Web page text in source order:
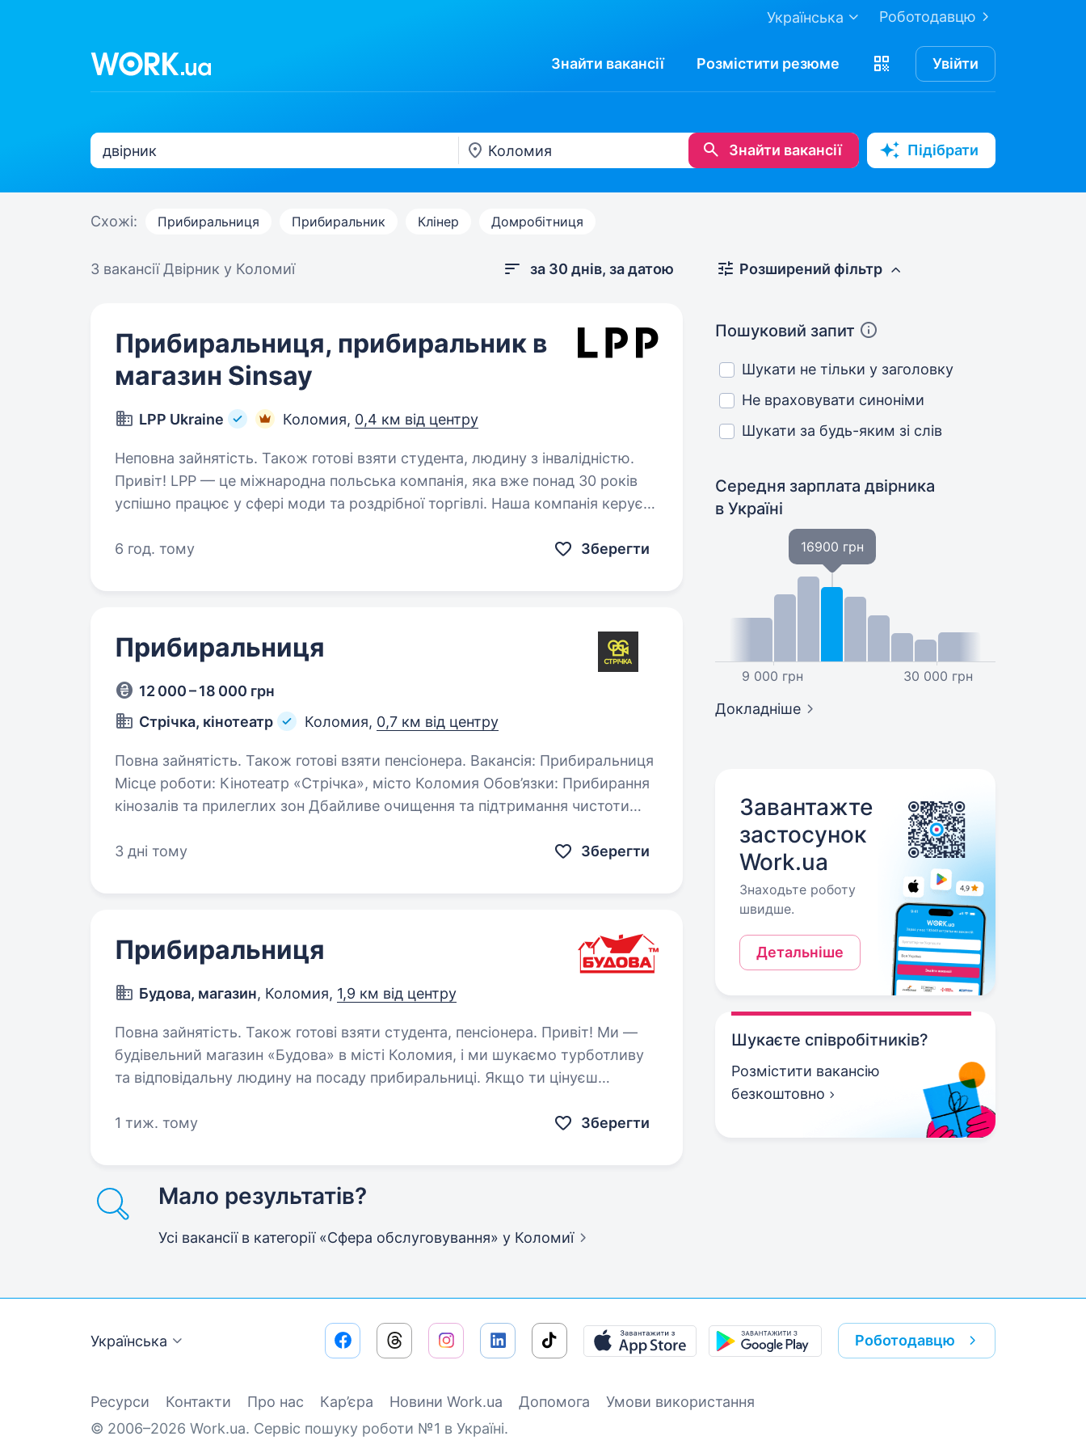
Роботодавцю
Українська
Знайти вакансії Розмістити резюме Увійти
Знайти вакансії Підібрати
Схожі: Прибиральниця Прибиральник Клінер Домробітниця
3 вакансіїДвірник у Коломиї за 30 днів, за датою
Прибиральниця, прибиральник в
магазин Sinsay
LPP Ukraine Коломия, 0,4 км від центру
Неповна зайнятість. Також готові взяти студента, людину з інвалідністю.
Привіт! LPP — це міжнародна польська компанія, яка вже понад 30 років
успішно працює у сфері моди та роздрібної торгівлі. Наша компанія керує
6 год. тому
Зберегти
Прибиральниця
12 000 – 18 000 грн
Стрічка, кінотеатр
Коломия, 0,7 км від центру
Повна зайнятість. Також готові взяти пенсіонера. Вакансія: Прибиральниця
Місце роботи: Кінотеатр «Стрічка», місто Коломия Обов’язки: Прибирання
кінозалів та прилеглих зон Дбайливе очищення та підтримання чистоти
3 дні тому
Зберегти
Прибиральниця
Будова, магазин, Коломия, 1,9 км від центру
Повна зайнятість. Також готові взяти студента, пенсіонера. Привіт! Ми —
будівельний магазин «Будова» в місті Коломия, і ми шукаємо турботливу
та відповідальну людину на посаду прибиральниці. Якщо ти цінуєш
1 тиж. тому
Зберегти
Мало результатів?
Усі вакансії в категорії «Сфера обслуговування» у Коломиї
Розширений фільтр
Пошуковий запит
Шукати не тільки у заголовку
Не враховувати синоніми
Шукати за будь-яким зі слів
Середня зарплата двірника
в Україні
9 000 грн
16900 грн
30 000 грн
Докладніше
Завантажте
застосунок
Work.ua
Знаходьте роботу
швидше.
Детальніше
Шукаєте співробітників?
Розмістити вакансію
безкоштовно
Українська Роботодавцю
Ресурси Контакти Про нас Кар’єра Новини Work.ua Допомога
Умови використання
© 2006–2026 Work.ua. Сервіс пошуку роботи №1 в Україні.